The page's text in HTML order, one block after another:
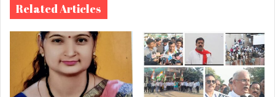
Related Articles